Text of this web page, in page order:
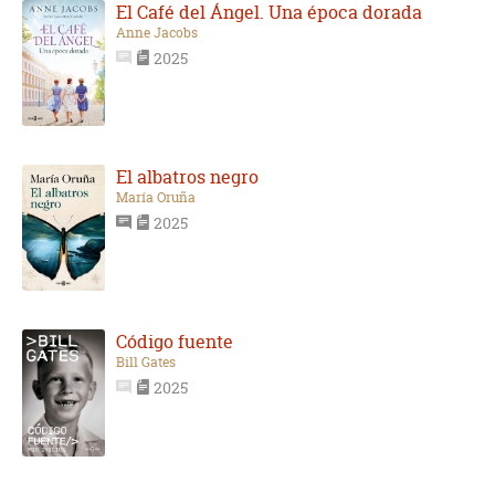
El Café del Ángel. Una época dorada
Anne Jacobs
2025
El albatros negro
María Oruña
2025
Código fuente
Bill Gates
2025